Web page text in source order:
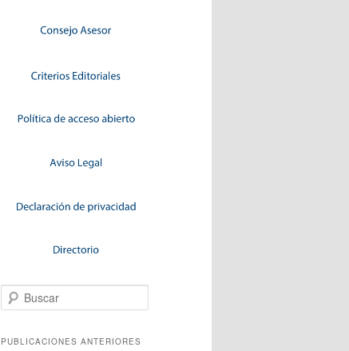
Buscar
PUBLICACIONES ANTERIORES